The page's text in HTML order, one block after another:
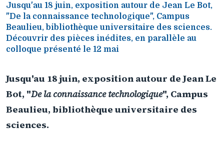
Jusqu'au 18 juin, exposition autour de Jean Le Bot,
"De la connaissance technologique", Campus
Beaulieu, bibliothèque universitaire des sciences.
Découvrir des pièces inédites, en parallèle au
colloque présenté le 12 mai
Jusqu'au 18 juin, exposition autour de Jean Le
Bot, "De la connaissance technologique", Campus
Beaulieu, bibliothèque universitaire des
sciences.